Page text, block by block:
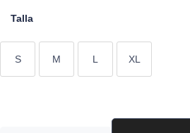
Talla
S M L XL